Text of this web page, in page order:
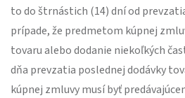
to do štrnástich (14) dní od
prípade, že predmetom kúpnej
tovaru alebo dodanie niekoľkých
dňa prevzatia poslednej dodávky
kúpnej zmluvy musí byť